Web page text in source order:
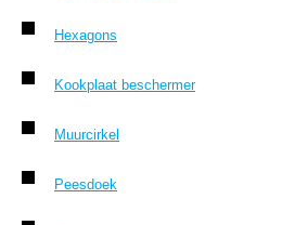
Hexagons
Kookplaat beschermer
Muurcirkel
Peesdoek